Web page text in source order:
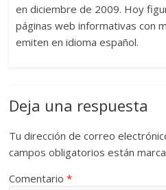
en diciembre de 2009. Hoy
páginas web informativas con
emiten en idioma español.
Deja una respuesta
Tu dirección de correo
campos obligatorios están
Comentario*